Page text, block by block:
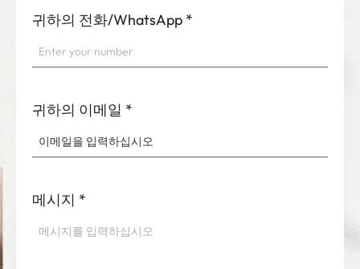
귀하의 전화/WhatsApp *
귀하의 이메일 *
메시지 *